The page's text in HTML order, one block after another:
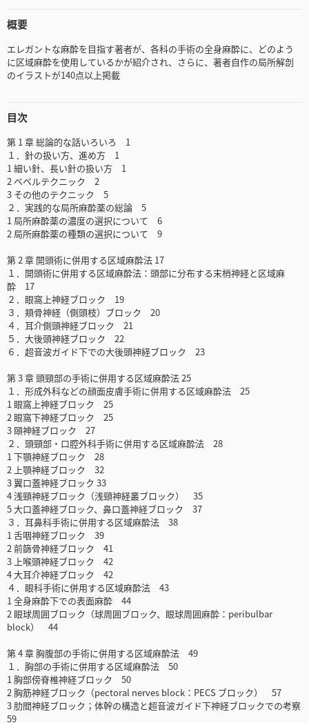
概要
エレガントな麻酔を目指す著者が、各科の手術の全身麻酔に、どのよう
に区域麻酔を使用しているかが紹介され、さらに、著者自作の局所解剖
のイラストが140点以上掲載
目次
第 1 章 総論的な話いろいろ 1
１．針の扱い方、進め方 1
1 細い針、長い針の扱い方 1
2 ベベルテクニック 2
3 その他のテクニック 5
２．実践的な局所麻酔薬の総論 5
1 局所麻酔薬の濃度の選択について 6
2 局所麻酔薬の種類の選択について 9
第 2 章 開頭術に併用する区域麻酔法 17
１．開頭術に併用する区域麻酔法：頭部に分布する末梢神経と区域麻
酔 17
２．眼窩上神経ブロック 19
３．頬骨神経（側頭枝）ブロック 20
４．耳介側頭神経ブロック 21
５．大後頭神経ブロック 22
６．超音波ガイド下での大後頭神経ブロック 23
第 3 章 頭頸部の手術に併用する区域麻酔法 25
１．形成外科などの顔面皮膚手術に併用する区域麻酔法 25
1 眼窩上神経ブロック 25
2 眼窩下神経ブロック 25
3 頤神経ブロック 27
２．頭頸部・口腔外科手術に併用する区域麻酔法 28
1 下顎神経ブロック 28
2 上顎神経ブロック 32
3 翼口蓋神経ブロック 33
4 浅頸神経ブロック（浅頸神経叢ブロック） 35
5 大口蓋神経ブロック、鼻口蓋神経ブロック 37
３．耳鼻科手術に併用する区域麻酔法 38
1 舌咽神経ブロック 39
2 前篩骨神経ブロック 41
3 上喉頭神経ブロック 42
4 大耳介神経ブロック 42
４．眼科手術に併用する区域麻酔法 43
1 全身麻酔下での表面麻酔 44
2 眼球周囲ブロック（球周囲ブロック、眼球周囲麻酔：peribulbar
block） 44
第 4 章 胸腹部の手術に併用する区域麻酔法 49
１．胸部の手術に併用する区域麻酔法 50
1 胸部傍脊椎神経ブロック 50
2 胸筋神経ブロック（pectoral nerves block：PECS ブロック） 57
3 肋間神経ブロック；体幹の構造と超音波ガイド下神経ブロックでの考察
59